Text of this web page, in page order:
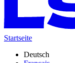
Startseite
Deutsch